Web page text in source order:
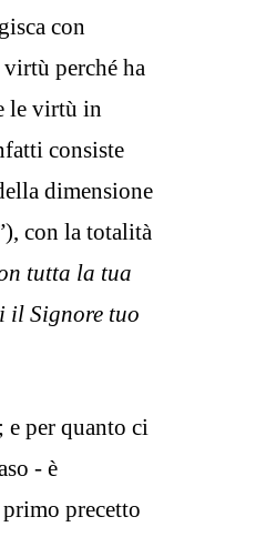
con
perché ha
le virtù in
consiste
dimensione
con la totalità
tutta la tua
il Signore tuo
per quanto ci
- è
precetto